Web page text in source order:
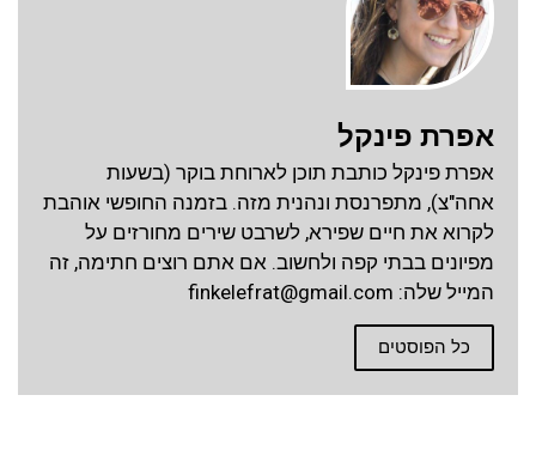
אפרת פינקל
אפרת פינקל כותבת תוכן לארוחת בוקר (בשעות
אחה"צ), מתפרנסת ונהנית מזה. בזמנה החופשי אוהבת
לקרוא את חיים שפירא, לשרבט שירים מחורזים על
מפיונים בבתי קפה ולחשוב. אם אתם רוצים חתימה, זה
המייל שלה: finkelefrat@gmail.com
כל הפוסטים